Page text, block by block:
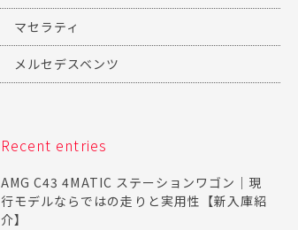
マセラティ
メルセデスベンツ
Recent entries
AMG C43 4MATIC ステーションワゴン｜現
行モデルならではの走りと実用性【新入庫紹
介】